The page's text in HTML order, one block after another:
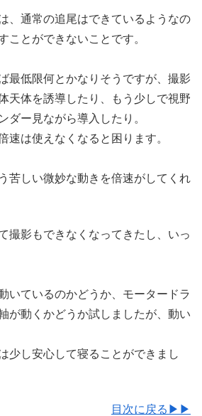
、通常の追尾はできているようなの
ことができないことです。
最低限何とかなりそうですが、撮影
天体を誘導したり、もう少しで視野
ダー見ながら導入したり。
速は使えなくなると困ります。
苦しい微妙な動きを倍速がしてくれ
撮影もできなくなってきたし、いっ
いているのかどうか、モータードラ
が動くかどうか試しましたが、動い
少し安心して寝ることができまし
目次に戻る▶▶